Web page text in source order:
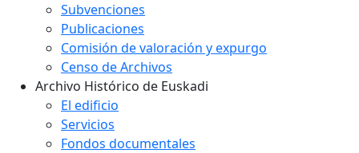
Subvenciones
Publicaciones
Comisión de valoración y expurgo
Censo de Archivos
Archivo Histórico de Euskadi
El edificio
Servicios
Fondos documentales